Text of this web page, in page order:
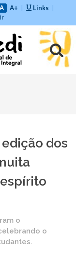
A A+ Links
dos
o
o